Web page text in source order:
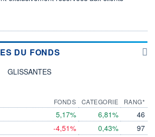
DU FONDS
GLISSANTES
FONDS
5,17%
-4,51%
CATEGORIE
6,81%
0,43%
RANG*
46
97